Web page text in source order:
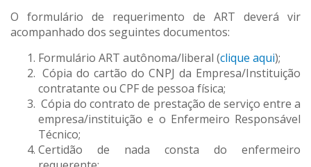
O formulário de requerimento de ART deverá vir
acompanhado dos seguintes documentos:
Formulário ART autônoma/liberal (clique aqui);
Cópia do cartão do CNPJ da Empresa/Instituição
contratante ou CPF de pessoa física;
Cópia do contrato de prestação de serviço entre a
empresa/instituição e o Enfermeiro Responsável
Técnico;
Certidão de nada consta do enfermeiro